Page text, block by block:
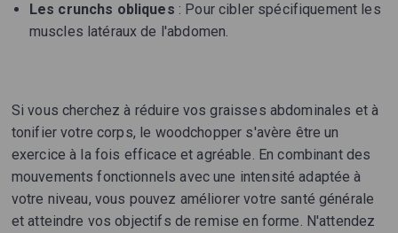
Les crunchs obliques : Pour cibler spécifiquement les
muscles latéraux de l'abdomen.
Si vous cherchez à réduire vos graisses abdominales et à
tonifier votre corps, le woodchopper s'avère être un
exercice à la fois efficace et agréable. En combinant des
mouvements fonctionnels avec une intensité adaptée à
votre niveau, vous pouvez améliorer votre santé générale
et atteindre vos objectifs de remise en forme. N'attendez